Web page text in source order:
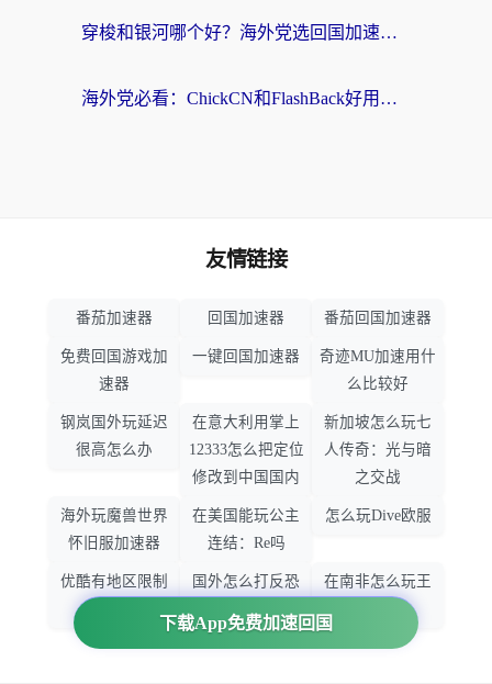
穿梭和银河哪个好？海外党选回国加速器的避坑指南，附番茄加速器实测体验
海外党必看：ChickCN和FlashBack好用吗？3招教你选对回国加速器（附云极、HomeCN、斧牛vs艾果对比）
下载App免费加速回国
友情链接
番茄加速器 回国加速器 番茄回国加速器
免费回国游戏加
速器
一键回国加速器
奇迹MU加速用什
么比较好
钢岚国外玩延迟
很高怎么办
在意大利用掌上
12333怎么把定位
修改到中国国内
新加坡怎么玩七
人传奇：光与暗
之交战
海外玩魔兽世界
怀旧服加速器
在美国能玩公主
连结：Re吗
怎么玩Dive欧服
优酷有地区限制
国外怎么打反恐
精英：全球攻势
在南非怎么玩王